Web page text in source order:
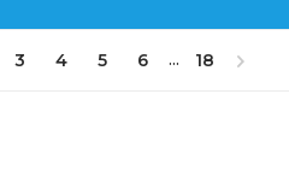
3 4 5 6 ... 18